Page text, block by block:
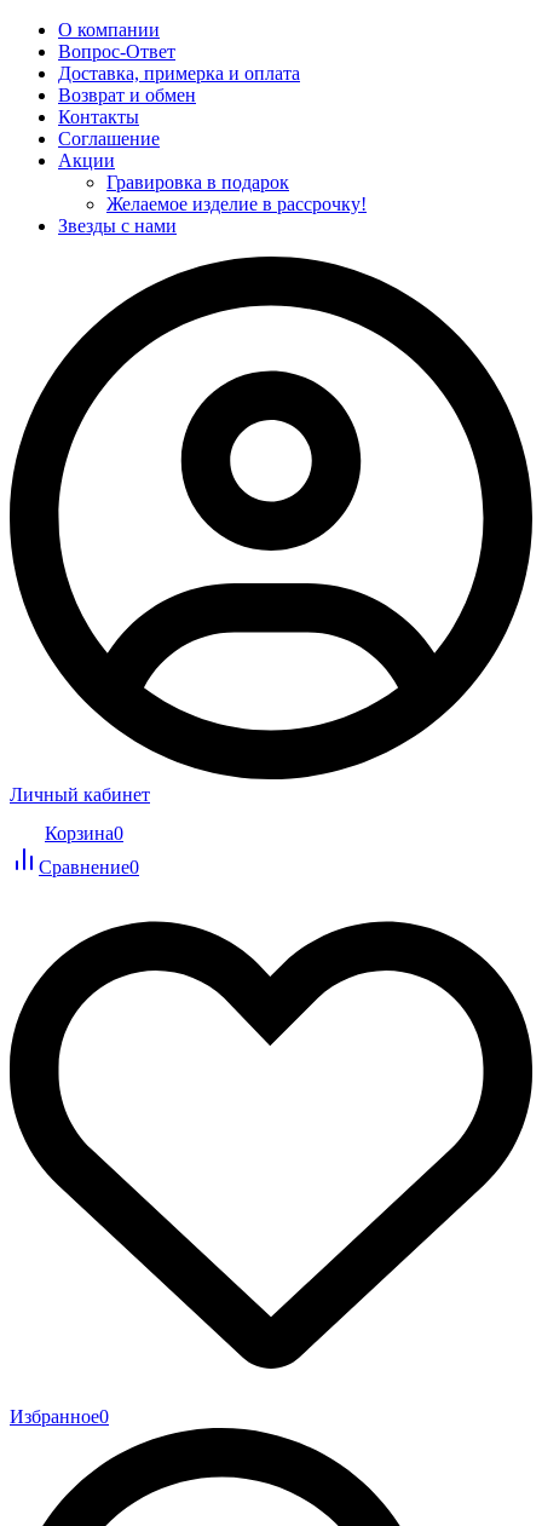
О компании
Вопрос-Ответ
Доставка, примерка и оплата
Возврат и обмен
Контакты
Соглашение
Акции
Гравировка в подарок
Желаемое изделие в рассрочку!
Звезды с нами
Личный кабинет
Корзина0
Сравнение0
Избранное0